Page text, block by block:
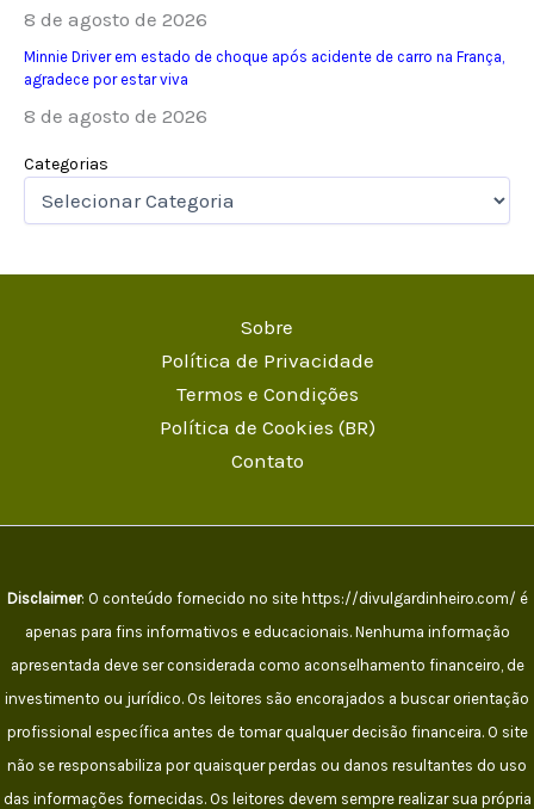
8 de agosto de 2026
Minnie Driver em estado de choque após acidente de carro na França,
agradece por estar viva
8 de agosto de 2026
Categorias
Sobre
Política de Privacidade
Termos e Condições
Política de Cookies (BR)
Contato
Disclaimer: O conteúdo fornecido no site https://divulgardinheiro.com/ é
apenas para fins informativos e educacionais. Nenhuma informação
apresentada deve ser considerada como aconselhamento financeiro, de
investimento ou jurídico. Os leitores são encorajados a buscar orientação
profissional específica antes de tomar qualquer decisão financeira. O site
não se responsabiliza por quaisquer perdas ou danos resultantes do uso
das informações fornecidas. Os leitores devem sempre realizar sua própria